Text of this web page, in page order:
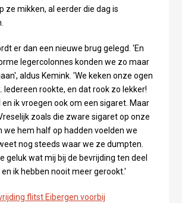
ze mikken, al eerder die dag is
er dan een nieuwe brug gelegd. 'En
legercolonnes konden we zo maar
aldus Kemink. 'We keken onze ogen
Iedereen rookte, en dat rook zo lekker!
en ik vroegen ook om een sigaret. Maar
zoals die zware sigaret op onze
we hem half op hadden voelden we
nog steeds waar we ze dumpten.
geluk wat mij bij de bevrijding ten deel
en ik hebben nooit meer gerookt.'
flitst Eibergen voorbij